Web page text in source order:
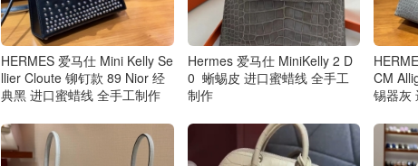
HERMES 爱马仕 Mini Kelly Se
llier Cloute 铆钉款 89 Nior 经
典黑 进口蜜蜡线 全手工制作
Hermes 爱马仕 MiniKelly 2 D
0 蜥蜴皮 进口蜜蜡线 全手工
制作
CM
锡器灰